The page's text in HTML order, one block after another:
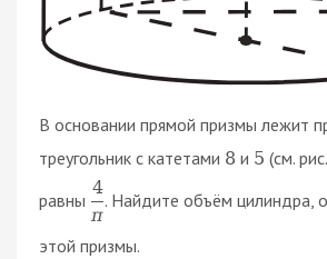
В основании прямой призмы лежит
треугольник с катетами 8 и 5 (см.
равны
4
π
. Найдите объём цилиндра,
этой призмы.